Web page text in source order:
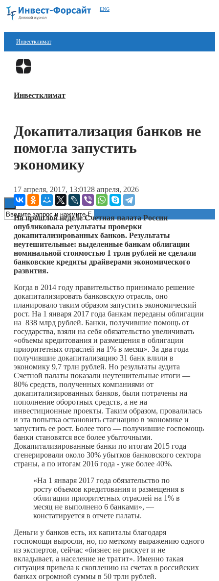
ENG
Инвестклимат
Финансы
Блокчейн
Технологии
Инвестклимат
Докапитализация банков не
помогла запустить
экономику
17 апреля, 2017, 13:01 28 апреля, 2026
На прошлой неделе Счетная палата России
опубликовала результаты проверки
докапитализированных банков. Результаты
неутешительные: выделенные банкам облигации
номинальной стоимостью 1 трлн рублей не сделали
банковские кредиты драйверами экономического
развития.
Когда в 2014 году правительство принимало решение
докапитализировать банковскую отрасль, оно
планировало таким образом запустить экономический
рост. На 1 января 2017 года банкам переданы облигации
на 838 млрд рублей. Банки, получившие помощь от
государства, взяли на себя обязательство увеличивать
«объемы кредитования и размещения в облигации
приоритетных отраслей на 1% в месяц». За два года
получившие докапитализацию 31 банк влили в
экономику 9,7 трлн рублей. Но результаты аудита
Счетной палаты показали неутешительные итоги —
80% средств, полученных компаниями от
докапитализированных банков, были потрачены на
пополнение оборотных средств, а не на
инвестиционные проекты. Таким образом, провалилась
и эта попытка остановить стагнацию в экономике и
запустить ее рост. Более того — получившие госпомощь
банки становятся все более убыточными.
Докапитализированные банки по итогам 2015 года
сгенерировали около 30% убытков банковского сектора
страны, а по итогам 2016 года ‑ уже более 40%.
«На 1 января 2017 года обязательство по
росту объемов кредитования и размещения в
облигации приоритетных отраслей на 1% в
месяц не выполнено 6 банками», —
констатируется в отчете палаты.
Деньги у банков есть, их капиталы благодаря
госпомощи выросли, но, по меткому выражению одного
из экспертов, сейчас «бизнес не рискует и не
вкладывает, а население не тратит». Именно такая
ситуация привела к скоплению на счетах в российских
банках огромной суммы в 50 трлн рублей.